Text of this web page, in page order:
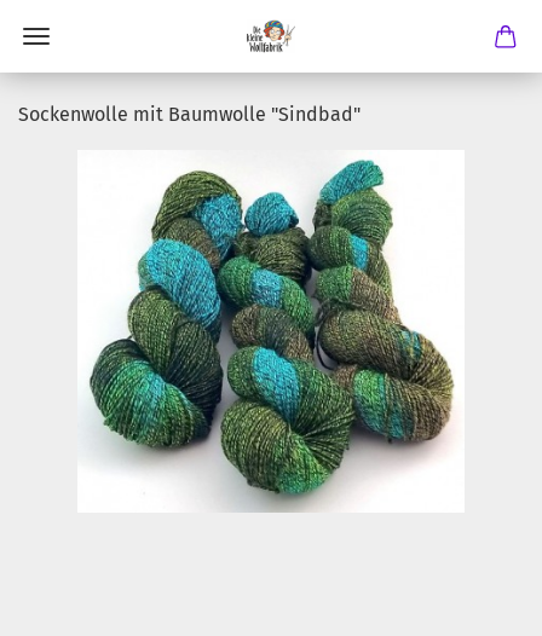
Sockenwolle mit Baumwolle "Sindbad"